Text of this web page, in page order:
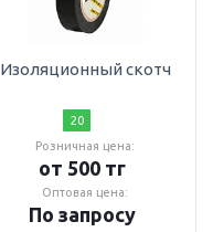
Изоляционный скотч
20
Розничная цена:
от 500 тг
Оптовая цена:
По запросу